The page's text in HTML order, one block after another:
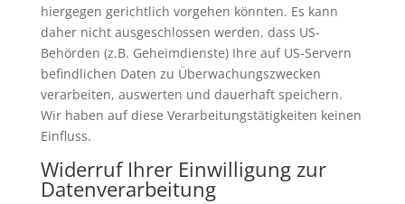
hiergegen gerichtlich vorgehen könnten. Es kann
daher nicht ausgeschlossen werden, dass US-
Behörden (z.B. Geheimdienste) Ihre auf US-Servern
befindlichen Daten zu Überwachungszwecken
verarbeiten, auswerten und dauerhaft speichern.
Wir haben auf diese Verarbeitungstätigkeiten keinen
Einfluss.
Widerruf Ihrer Einwilligung zur
Datenverarbeitung